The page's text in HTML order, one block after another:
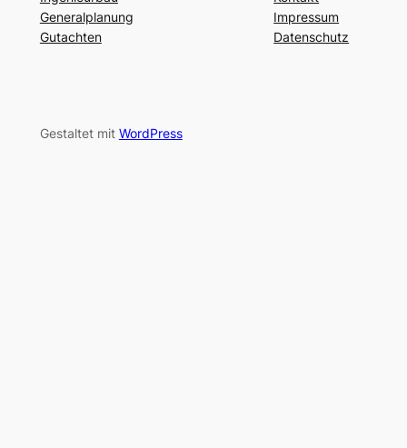
Generalplanung
Gutachten
Impressum
Datenschutz
Gestaltet mit WordPress